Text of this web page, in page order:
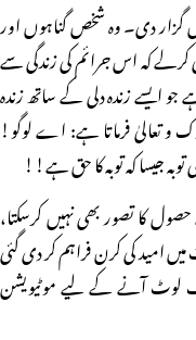
گزار دی۔ وہ شخص گناہوں اور
کرلے کہ اس جرائم کی زندگی سے
ایسے زندہ دلی کے ساتھ زندہ
تعالیٰ فرماتا ہے: اے لوگو!
جیسا کہ توبہ کا حق ہے!!
کا تصور بھی نہیں کرسکتا،
امید کی کرن فراہم کر دی گئی
لوٹ آنے کے لیے موٹیویشن